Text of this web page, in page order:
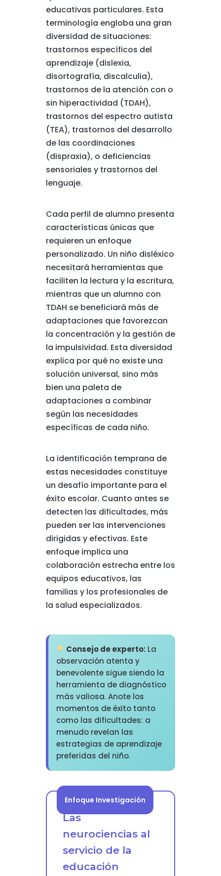
educativas particulares. Esta
terminología engloba una gran
diversidad de situaciones:
trastornos específicos del
aprendizaje (dislexia,
disortografía, discalculia),
trastornos de la atención con o
sin hiperactividad (TDAH),
trastornos del espectro autista
(TEA), trastornos del desarrollo
de las coordinaciones
(dispraxia), o deficiencias
sensoriales y trastornos del
lenguaje.
Cada perfil de alumno presenta
características únicas que
requieren un enfoque
personalizado. Un niño disléxico
necesitará herramientas que
faciliten la lectura y la escritura,
mientras que un alumno con
TDAH se beneficiará más de
adaptaciones que favorezcan
la concentración y la gestión de
la impulsividad. Esta diversidad
explica por qué no existe una
solución universal, sino más
bien una paleta de
adaptaciones a combinar
según las necesidades
específicas de cada niño.
La identificación temprana de
estas necesidades constituye
un desafío importante para el
éxito escolar. Cuanto antes se
detecten las dificultades, más
pueden ser las intervenciones
dirigidas y efectivas. Este
enfoque implica una
colaboración estrecha entre los
equipos educativos, las
familias y los profesionales de
la salud especializados.
Consejo de experto:La
observación atenta y
benevolente sigue siendo la
herramienta de diagnóstico
más valiosa. Anote los
momentos de éxito tanto
como las dificultades: a
menudo revelan las
estrategias de aprendizaje
preferidas del niño.
Enfoque Investigación
Las
neurociencias al
servicio de la
educación